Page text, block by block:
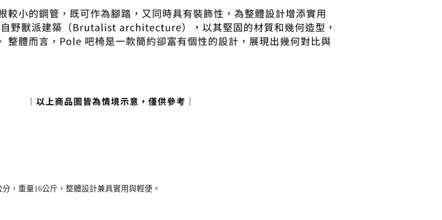
，重量16公斤，整體設計兼具實用與輕便。